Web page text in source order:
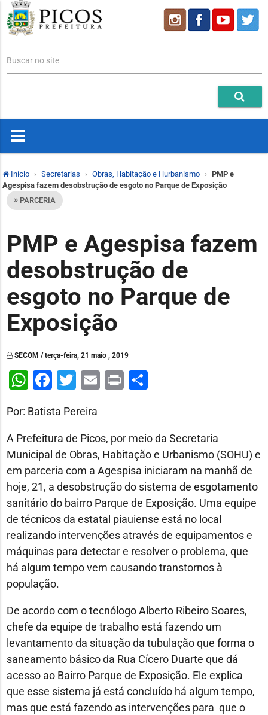
Buscar no site
Início Secretarias Obras, Habitação e Hurbanismo
PMP e
Agespisa fazem desobstrução de esgoto no Parque de Exposição
PARCERIA
PMP e Agespisa fazem
desobstrução de
esgoto no Parque de
Exposição
SECOM / terça-feira, 21 maio , 2019
WhatsApp
Facebook
Twitter
Email
PrintShare
Por: Batista Pereira
A Prefeitura de Picos, por meio da Secretaria
Municipal de Obras, Habitação e Urbanismo (SOHU) e
em parceria com a Agespisa iniciaram na manhã de
hoje, 21, a desobstrução do sistema de esgotamento
sanitário do bairro Parque de Exposição. Uma equipe
de técnicos da estatal piauiense está no local
realizando intervenções através de equipamentos e
máquinas para detectar e resolver o problema, que
há algum tempo vem causando transtornos à
população.
De acordo com o tecnólogo Alberto Ribeiro Soares,
chefe da equipe de trabalho está fazendo um
levantamento da situação da tubulação que forma o
saneamento básico da Rua Cícero Duarte que dá
acesso ao Bairro Parque de Exposição. Ele explica
que esse sistema já está concluído há algum tempo,
mas que está fazendo as intervenções para que o